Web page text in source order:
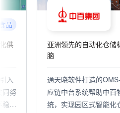
品
供
入
同努
运
亚洲领先的自动化仓储
脑
通天晓软件打造的
应链中台系统帮助中百
统，实现园区式智能化